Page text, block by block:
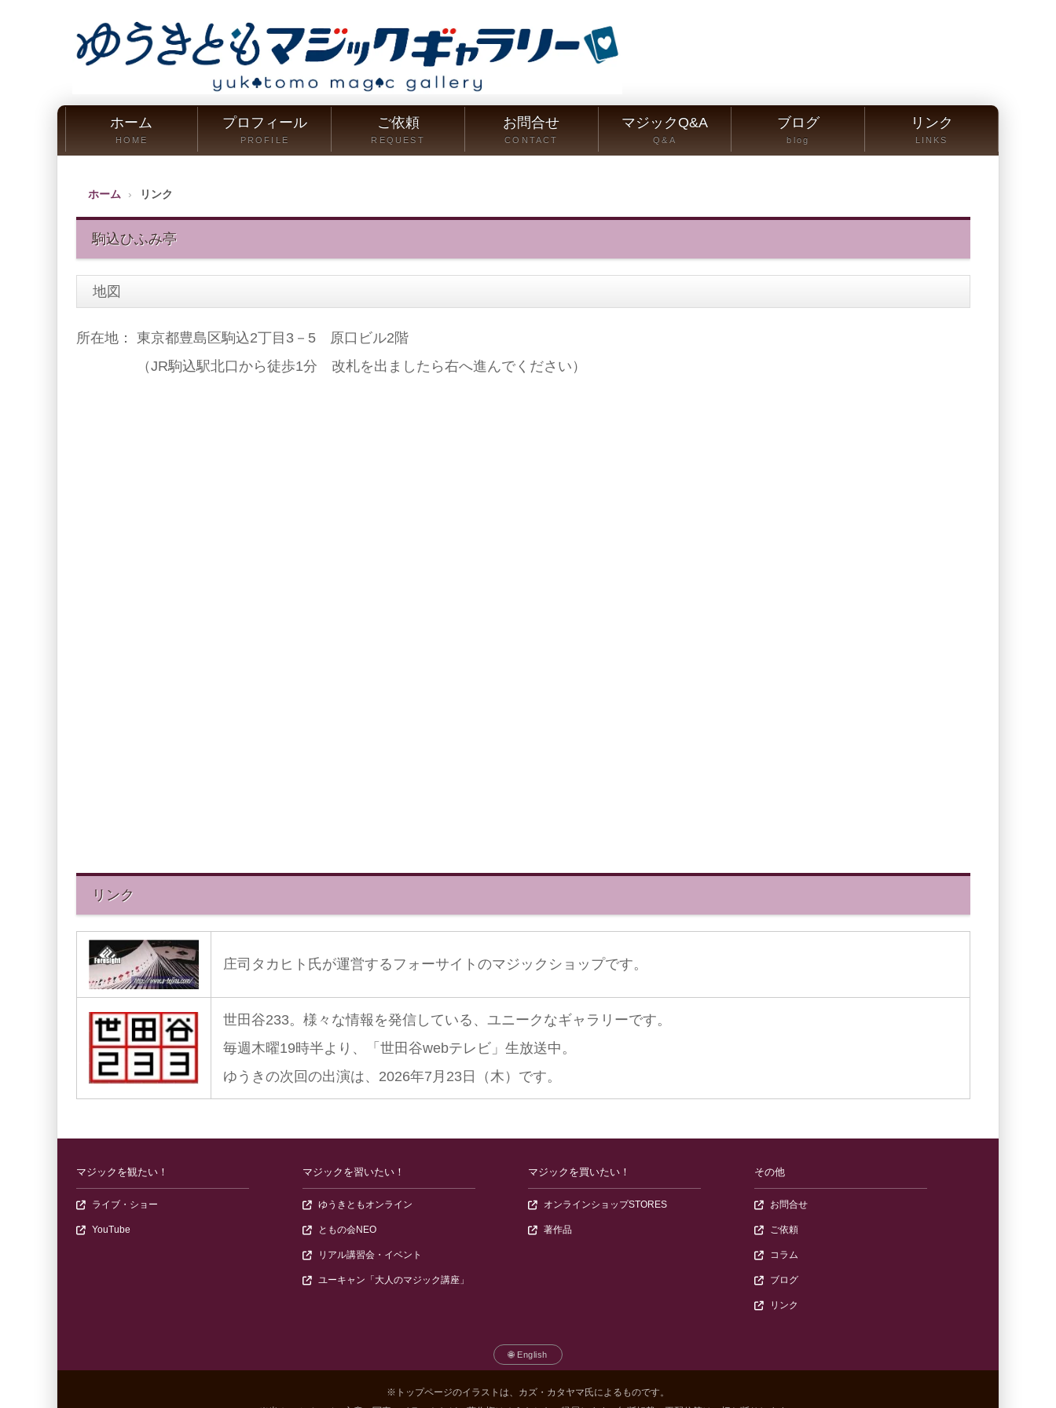
ホーム
HOME
プロフィール
PROFILE
ご依頼
REQUEST
お問合せ
CONTACT
マジックQ&A
Q&A
ブログ
blog
リンク
LINKS
ホーム リンク
駒込ひふみ亭
地図
所在地： 東京都豊島区駒込2丁目3－5 原口ビル2階
（JR駒込駅北口から徒歩1分 改札を出ましたら右へ進んでください）
リンク
庄司タカヒト氏が運営するフォーサイトのマジックショップです。
世田谷233。様々な情報を発信している、ユニークなギャラリーです。
毎週木曜19時半より、「世田谷webテレビ」生放送中。
ゆうきの次回の出演は、2026年7月23日（木）です。
マジックを観たい！
ライブ・ショー （ゆうきともが出演するマジックショーの情報ページ）
YouTube （ゆうきともの公式チャンネルを開きます）
マジックを習いたい！
ゆうきともオンライン（オンラインで学べるマジック講座。LIVE配信・録画講座・掲示板交流あり）
ともの会NEO（毎年10回構成のリアル＆動画講座。基礎から応用まで学べるマジック講習会）
リアル講習会・イベント
ユーキャン「大人のマジック講座」
マジックを買いたい！
オンラインショップSTORES（マジック教材や動画を販売している公式オンラインショップ）
著作品（ゆうきともの著書・関連書籍の紹介ページ）
その他
お問合せ（一般のお問合せフォーム）
ご依頼（出演や講演などのご依頼フォーム）
コラム（ゆうきともによる読みもの・エッセイ記事）
ブログ（日々の活動やお知らせなどを掲載）
リンク
🌐 English
※トップページのイラストは、カズ・カタヤマ氏によるものです。